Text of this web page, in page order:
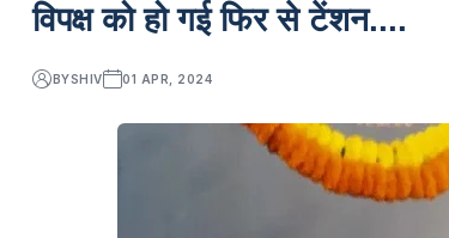
विपक्ष को हो गई फिर से टेंशन....
BYSHIV 01 APR, 2024